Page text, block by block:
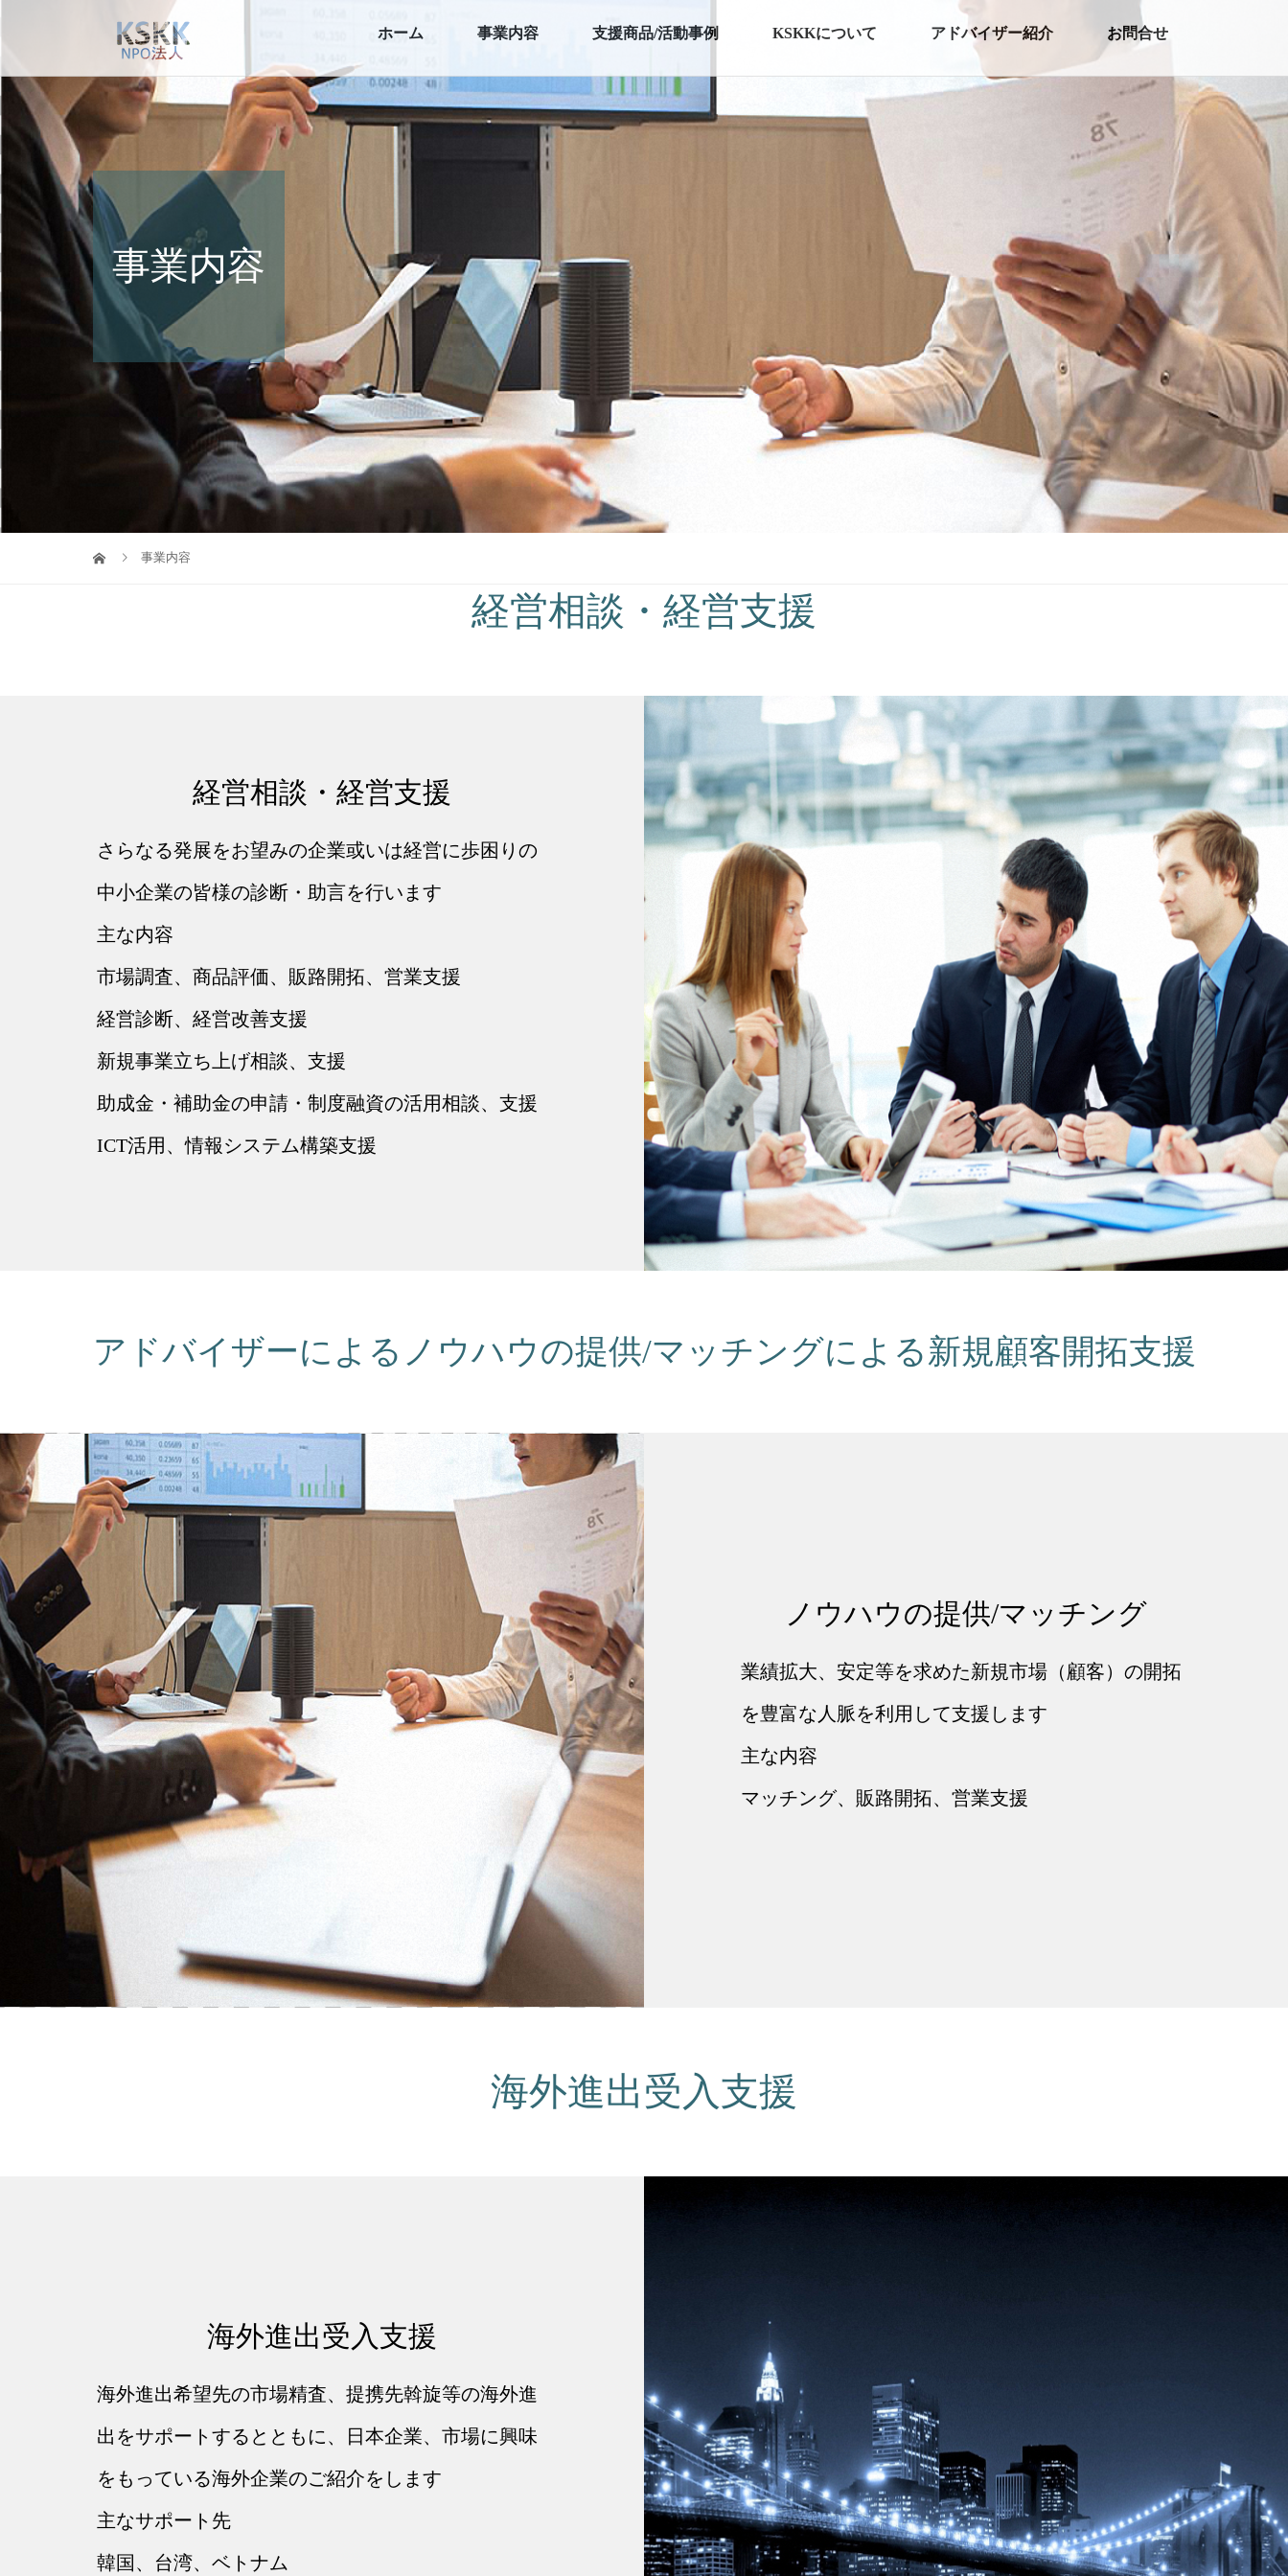
ホーム 事業内容 支援商品/活動事例 KSKKについて アドバイザー紹介 お問合せ
事業内容
事業内容
経営相談・経営支援
経営相談・経営支援
さらなる発展をお望みの企業或いは経営に歩困りの
中小企業の皆様の診断・助言を行います
主な内容
市場調査、商品評価、販路開拓、営業支援
経営診断、経営改善支援
新規事業立ち上げ相談、支援
助成金・補助金の申請・制度融資の活用相談、支援
ICT活用、情報システム構築支援
アドバイザーによるノウハウの提供/マッチングによる新規顧客開拓支援
ノウハウの提供/マッチング
業績拡大、安定等を求めた新規市場（顧客）の開拓
を豊富な人脈を利用して支援します
主な内容
マッチング、販路開拓、営業支援
海外進出受入支援
海外進出受入支援
海外進出希望先の市場精査、提携先斡旋等の海外進
出をサポートするとともに、日本企業、市場に興味
をもっている海外企業のご紹介をします
主なサポート先
韓国、台湾、ベトナム